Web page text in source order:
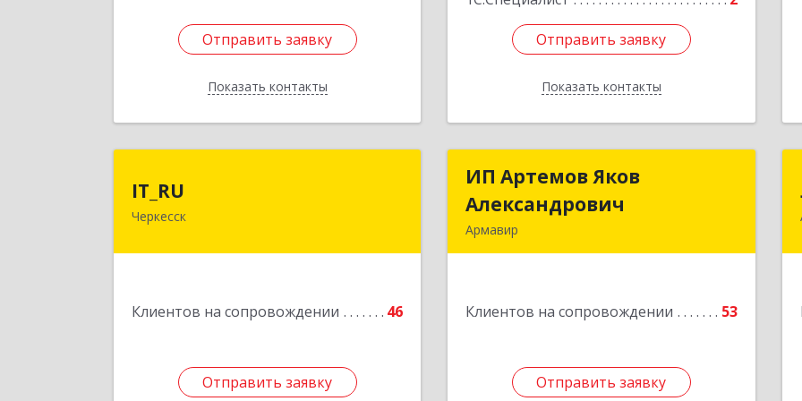
Отправить заявку
Показать контакты
Отправить заявку
Назад
Отправить заявку
Показать контакты
Отправить заявку
Назад
IT_RU
Черкесск
Клиентов на сопровождении 46
Отправить заявку
Отправить заявку
ИП Артемов Яков
Александрович
Армавир
Клиентов на сопровождении 53
Отправить заявку
ИП Артемов Яков
Александрович
Отправить заявку